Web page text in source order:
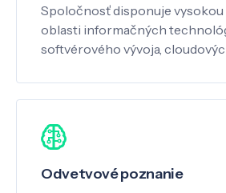
Spoločnosť disponuje
oblasti informačných
softvérového vývoja, cloudových
Odvetvové poznanie